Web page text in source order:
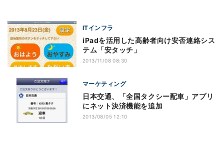
ITインフラ
iPadを活用した高齢者向け安否連絡シス
テム「安タッチ」
2013/11/08 08:30
マーケティング
日本交通、「全国タクシー配車」アプリ
にネット決済機能を追加
2013/08/05 12:10